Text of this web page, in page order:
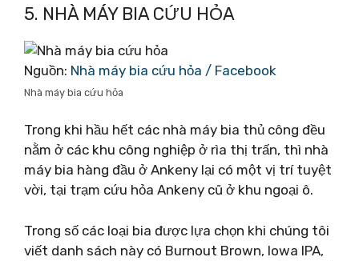
5. NHÀ MÁY BIA CỨU HỎA
Nguồn: Nhà máy bia cứu hỏa / Facebook
Nhà máy bia cứu hỏa
Trong khi hầu hết các nhà máy bia thủ công đều
nằm ở các khu công nghiệp ở rìa thị trấn, thì nhà
máy bia hàng đầu ở Ankeny lại có một vị trí tuyệt
vời, tại trạm cứu hỏa Ankeny cũ ở khu ngoại ô.
Trong số các loại bia được lựa chọn khi chúng tôi
viết danh sách này có Burnout Brown, Iowa IPA,